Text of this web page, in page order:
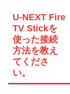
U-NEXT Fire
TV Stickを
使った接続
方法を教え
てくださ
い。